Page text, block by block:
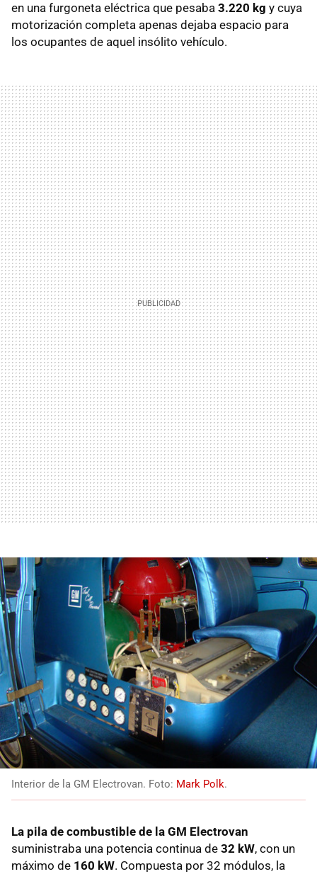
en una furgoneta eléctrica que pesaba 3.220 kg y cuya
motorización completa apenas dejaba espacio para
los ocupantes de aquel insólito vehículo.
Interior de la GM Electrovan. Foto: Mark Polk.
La pila de combustible de la GM Electrovan
suministraba una potencia continua de 32 kW, con un
máximo de 160 kW. Compuesta por 32 módulos, la